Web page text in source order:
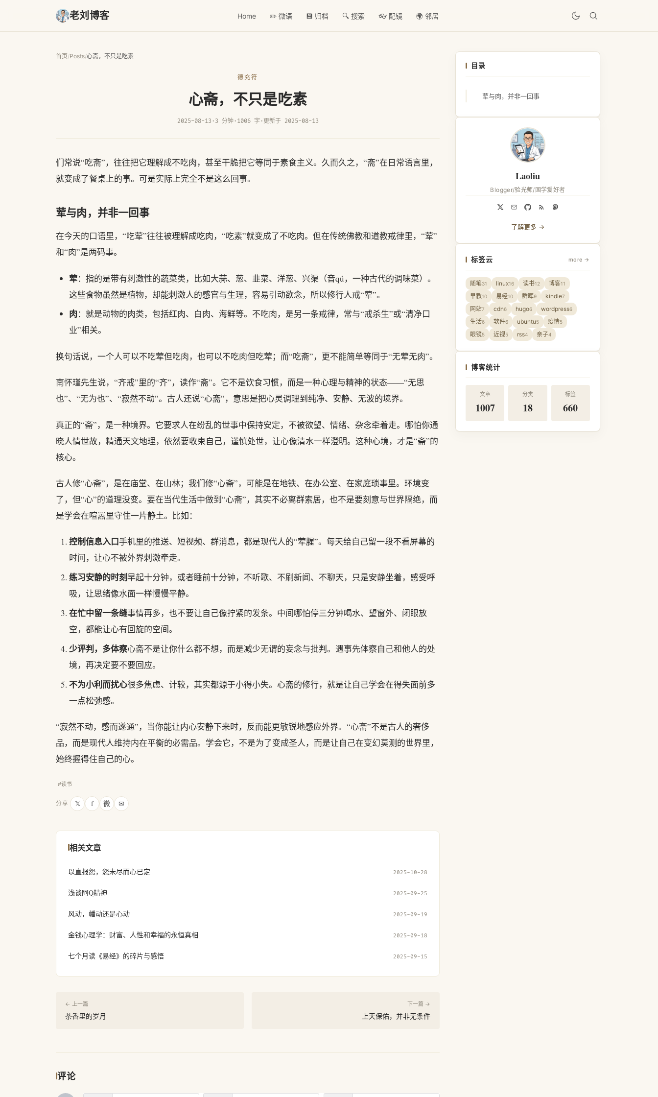
老刘博客 Home ✏️ 微语 💾 归档 🔍 搜索 👓 配镜 🌍 邻居
首页/Posts/心斋，不只是吃素
德充符
心斋，不只是吃素
2025-08-13 · 3 分钟· 1006 字 · 更新于 2025-08-13
们常说“吃斋”，往往把它理解成不吃肉，甚至干脆把它等同于素食主义。久而久之，“斋”在日常语言里，
就变成了餐桌上的事。可是实际上完全不是这么回事。
荤与肉，并非一回事
在今天的口语里，“吃荤”往往被理解成吃肉，“吃素”就变成了不吃肉。但在传统佛教和道教戒律里，“荤”
和“肉”是两码事。
荤：指的是带有刺激性的蔬菜类，比如大蒜、葱、韭菜、洋葱、兴渠（音qú，一种古代的调味菜）。
这些食物虽然是植物，却能刺激人的感官与生理，容易引动欲念，所以修行人戒“荤”。
肉：就是动物的肉类，包括红肉、白肉、海鲜等。不吃肉，是另一条戒律，常与“戒杀生”或“清净口
业”相关。
换句话说，一个人可以不吃荤但吃肉，也可以不吃肉但吃荤；而“吃斋”，更不能简单等同于“无荤无肉”。
南怀瑾先生说，“齐戒”里的“齐”，读作“斋”。它不是饮食习惯，而是一种心理与精神的状态——“无思
也”、“无为也”、“寂然不动”。古人还说“心斋”，意思是把心灵调理到纯净、安静、无波的境界。
真正的“斋”，是一种境界。它要求人在纷乱的世事中保持安定，不被欲望、情绪、杂念牵着走。哪怕你通
晓人情世故，精通天文地理，依然要收束自己，谨慎处世，让心像清水一样澄明。这种心境，才是“斋”的
核心。
古人修“心斋”，是在庙堂、在山林；我们修“心斋”，可能是在地铁、在办公室、在家庭琐事里。环境变
了，但“心”的道理没变。要在当代生活中做到“心斋”，其实不必离群索居，也不是要刻意与世界隔绝，而
是学会在喧嚣里守住一片静土。比如：
控制信息入口手机里的推送、短视频、群消息，都是现代人的“荤腥”。每天给自己留一段不看屏幕的
时间，让心不被外界刺激牵走。
练习安静的时刻早起十分钟，或者睡前十分钟，不听歌、不刷新闻、不聊天，只是安静坐着，感受呼
吸，让思绪像水面一样慢慢平静。
在忙中留一条缝事情再多，也不要让自己像拧紧的发条。中间哪怕停三分钟喝水、望窗外、闭眼放
空，都能让心有回旋的空间。
少评判，多体察心斋不是让你什么都不想，而是减少无谓的妄念与批判。遇事先体察自己和他人的处
境，再决定要不要回应。
不为小利而扰心很多焦虑、计较，其实都源于小得小失。心斋的修行，就是让自己学会在得失面前多
一点松弛感。
“寂然不动，感而遂通”，当你能让内心安静下来时，反而能更敏锐地感应外界。“心斋”不是古人的奢侈
品，而是现代人维持内在平衡的必需品。学会它，不是为了变成圣人，而是让自己在变幻莫测的世界里，
始终握得住自己的心。
#读书
分享 𝕏 f 微 ✉
相关文章
以直报怨，怨未尽而心已定 2025-10-28
浅谈阿Q精神 2025-09-25
风动，幡动还是心动 2025-09-19
金钱心理学：财富、人性和幸福的永恒真相 2025-09-18
七个月读《易经》的碎片与感悟 2025-09-15
← 上一篇
茶香里的岁月
下一篇 →
上天保佑，并非无条件
评论
Laoliu
Blogger/验光师/国学爱好者
了解更多 →
标签云 more →
随笔31 linux16 读书12 博客11
早教10 易经10 群晖9 kindle7
网站7 cdn6 hugo6 wordpress6
生活6 软件6 ubuntu5 疫情5
眼镜5 近视5 rss4 亲子4
博客统计
文章
1007
分类
18
标签
660
目录
荤与肉，并非一回事